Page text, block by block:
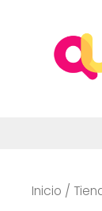
contenido
Inicio /